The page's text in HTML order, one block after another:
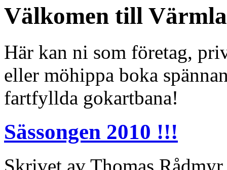
Välkomen till
Här kan ni som företag,
eller möhippa boka
fartfyllda gokartbana!
Sässongen 2010 !!!
Skrivet av Thomas